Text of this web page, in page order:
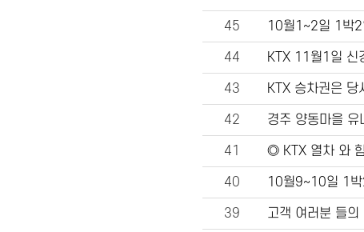
45 10월1~2일 1박2
44 KTX 11월1일 신
43 KTX 승차권은 당
42 경주 양동마을 유
41 ◎ KTX 열차 와
40 10월9~10일 1박
39 고객 여러분 들의